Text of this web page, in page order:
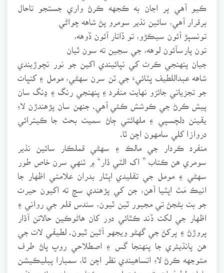
ڪيو آهي پر اڃان به ڪجهه ڪرڻ واري جستجو تاحال
برقرار آهي، سائين نذير سومرو پڻ شاهه چواڻي
تونسپڙ آئون سيڪڙو، تو ڏاتار آئون ڏوهه،
تون پارسآئون لوهه، جي سڃين ته سون ٿيان
جيان پنهنجي ڪرت کي نڀائيندي اکين جو نور نچوڙيندي
شاهه عبداللطيف ڀٽائيءَ جي ٽن سرن سهڻي، مومل ۽ کنڀات
جو تجزياتي جائزو نهايت منفرد ۽ پنهنجي رنگ ۽ ڍنگ سان
پيش ڪرڻ جي ڪوشش ڪئي آهي. جنهن سان پڙهندڙن لاءِ
يقينن دلچسپي ۽ ملهائتي ڄاڻ سميت بحث جا ڪيترائي
دروازا کلي سامهون اچن ٿا.
منفرد ڪردار جي مالڪ ۽ سهڻي قملڪار سائين نذير
سومري هن ڪتاب ” اک الٽي ڌار“ ۾ ٽنهي سرن خاص طور
سهڻي ۽ مومل جي تقليدي اپٽار بدران علامتي اظهار جا
انيڪ مَٽ اپٽيا آهن، جن کي پڙهندي سچ ته اکيون حيرت
جو بت بڻجڻ تي مجبور ٿين ٿيون، سندس قلم جي رواني ۽
اظهار جي لکت ڏند ڪٿائي دور کان هاڻوڪين حالاتن آڌار
پروڙڻ ۽ پرکڻ جي گهڻو ويجهو آڻين ٿيون. لطيفي لات جي
هن پانڌيئري جا پنهنجا گس ۽ اصطلاحي روپ پاڻ طرف
متوجهه ڪرڻ لاءِ اتساهيندي نظر اچن ٿا، سمبارا پبليڪيشن
پاران لطيفيات تي مشتمل ٻين ڪتاب جيان سائين نذير